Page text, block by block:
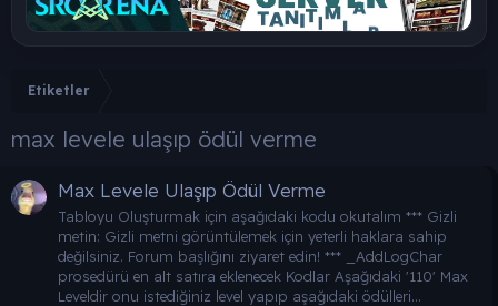
Etiketler
max levele ulaşıp ödül verme
Max Levele Ulaşıp Ödül Verme
Tabloyu Oluşturmak için aşağıdaki kodu okutalım *** Gizli
metin: Gizli metni görüntülemek için yeterli haklara sahip
değilsiniz. Forum başlığını ziyaret edin! *** _AddLogChar
prosedürü en alt satıra eklenecek Kodlar Aşağıdaki '110' Max
Leveldir onu istediğiniz level yapıp aşağıdaki ödülleri...